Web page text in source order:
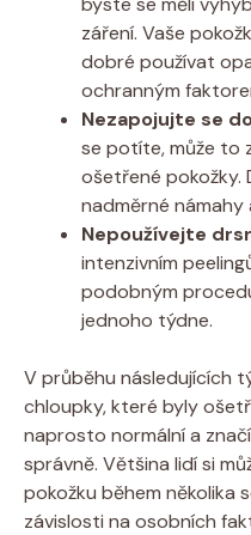
záření. Vaše
dobré používat
ochranným
Nezapojujte se
se potíte, může to
ošetřené pokožky.
nadměrné
Nepoužívejte
intenzivním
podobným
jednoho týdne.
V průběhu následujících
chloupky, které byly
naprosto normální a
správně. Většina lidí si
pokožku během několika
závislosti na osobních